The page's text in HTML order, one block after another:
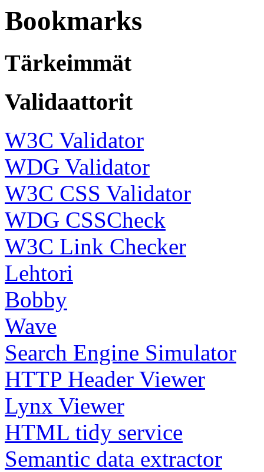
Bookmarks
Tärkeimmät
Validaattorit
W3C Validator
WDG Validator
W3C CSS Validator
WDG CSSCheck
W3C Link Checker
Lehtori
Bobby
Wave
Search Engine Simulator
HTTP Header Viewer
Lynx Viewer
HTML tidy service
Semantic data extractor